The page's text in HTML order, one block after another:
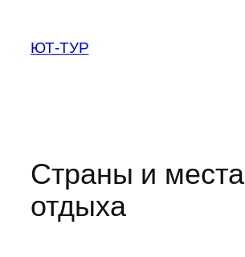
содержимому
ЮТ-ТУР
Страны и места
отдыха